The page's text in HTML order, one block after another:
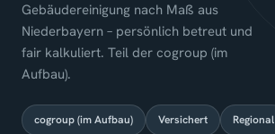
Gebäudereinigung nach Maß aus
Niederbayern – persönlich betreut und
fair kalkuliert. Teil der cogroup (im
Aufbau).
cogroup (im Aufbau) Versichert Regional